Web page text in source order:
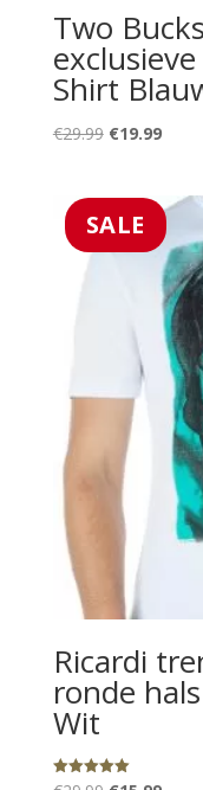
Two
Shirt
€29.99
€29.99.
€19.99
SALE
Ricardi
ronde
Wit
Gewaardeerd